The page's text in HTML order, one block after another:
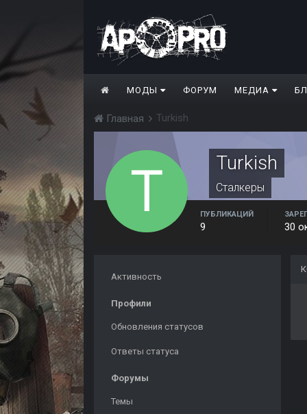
МОДЫ ФОРУМ МЕДИА
Главная Turkish
Turkish
Сталкеры
ПУБЛИКАЦИЙ
9 30
Активность
Профили
Обновления статусов
Ответы статуса
Форумы
Темы